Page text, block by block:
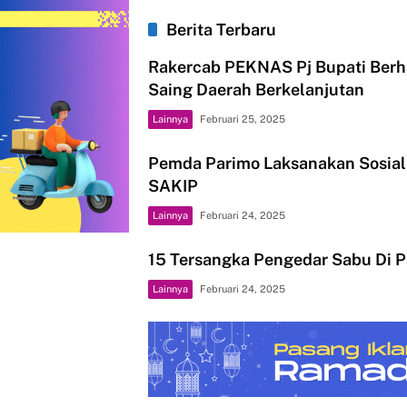
Berita Terbaru
Rakercab PEKNAS Pj Bupati
Saing Daerah Berkelanjutan
Lainnya Februari 25, 2025
Pemda Parimo Laksanakan
SAKIP
Lainnya Februari 24, 2025
15 Tersangka Pengedar Sabu Di
Lainnya Februari 24, 2025